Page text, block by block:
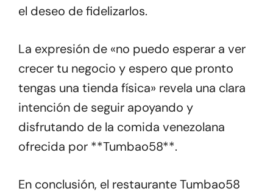
el deseo de fidelizarlos.
La expresión de «no puedo esperar a ver
crecer tu negocio y espero que pronto
tengas una tienda física» revela una clara
intención de seguir apoyando y
disfrutando de la comida venezolana
ofrecida por **Tumbao58**.
En conclusión, el restaurante Tumbao58